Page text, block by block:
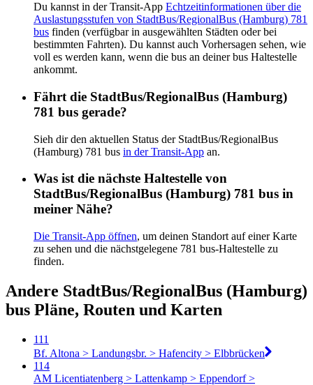
Du kannst in der Transit-App Echtzeitinformationen über die
Auslastungsstufen von StadtBus/RegionalBus (Hamburg) 781
bus finden (verfügbar in ausgewählten Städten oder bei
bestimmten Fahrten). Du kannst auch Vorhersagen sehen, wie
voll es werden kann, wenn die bus an deiner bus Haltestelle
ankommt.
Fährt die StadtBus/RegionalBus (Hamburg)
781 bus gerade?
Sieh dir den aktuellen Status der StadtBus/RegionalBus
(Hamburg) 781 bus in der Transit-App an.
Was ist die nächste Haltestelle von
StadtBus/RegionalBus (Hamburg) 781 bus in
meiner Nähe?
Die Transit-App öffnen, um deinen Standort auf einer Karte
zu sehen und die nächstgelegene 781 bus-Haltestelle zu
finden.
Andere StadtBus/RegionalBus (Hamburg)
bus Pläne, Routen und Karten
111
Bf. Altona > Landungsbr. > Hafencity > Elbbrücken
114
AM Licentiatenberg > Lattenkamp > Eppendorf >